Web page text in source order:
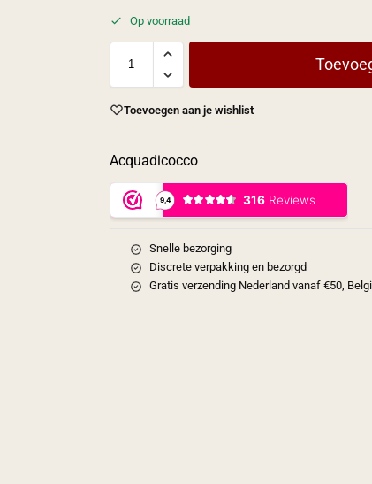
Op voorraad
Toevoegen aan je wishlist
Acquadicocco
Snelle bezorging
Discrete verpakking en bezorgd
Gratis verzending Nederland vanaf €50,